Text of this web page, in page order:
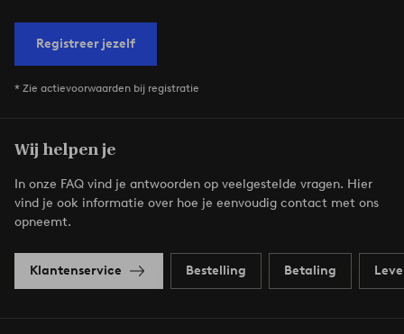
Registreer jezelf
* Zie actievoorwaarden bij registratie
Wij helpen je
In onze FAQ vind je antwoorden op veelgestelde vragen. Hier
vind je ook informatie over hoe je eenvoudig contact met ons
opneemt.
Klantenservice Bestelling Betaling